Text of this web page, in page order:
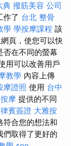
典 撥筋美容 公司
作了 台北 整骨
學 學按摩課程 該
頁，使您可以快
否在不同的螢幕
用可以改善用戶
教學 內容上傳
摩證照 使用 台中
摩 提供的不同
賓簽證 大雅按
符合您的想法和
們取得了更好的